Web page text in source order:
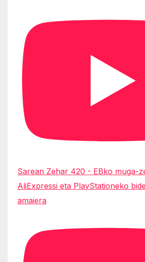
Sarean Zehar 420 - EBko muga-
AliExpressi eta PlayStationeko
amaiera